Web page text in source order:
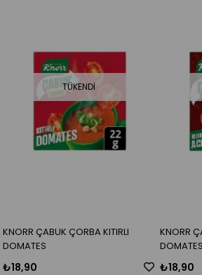
TÜKENDI
KNORR ÇABUK ÇORBA KITIRLI
DOMATES
₺18,90
KNORR
DOMATES
₺18,90